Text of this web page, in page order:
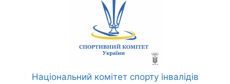
Національний комітет спорту інвалідів